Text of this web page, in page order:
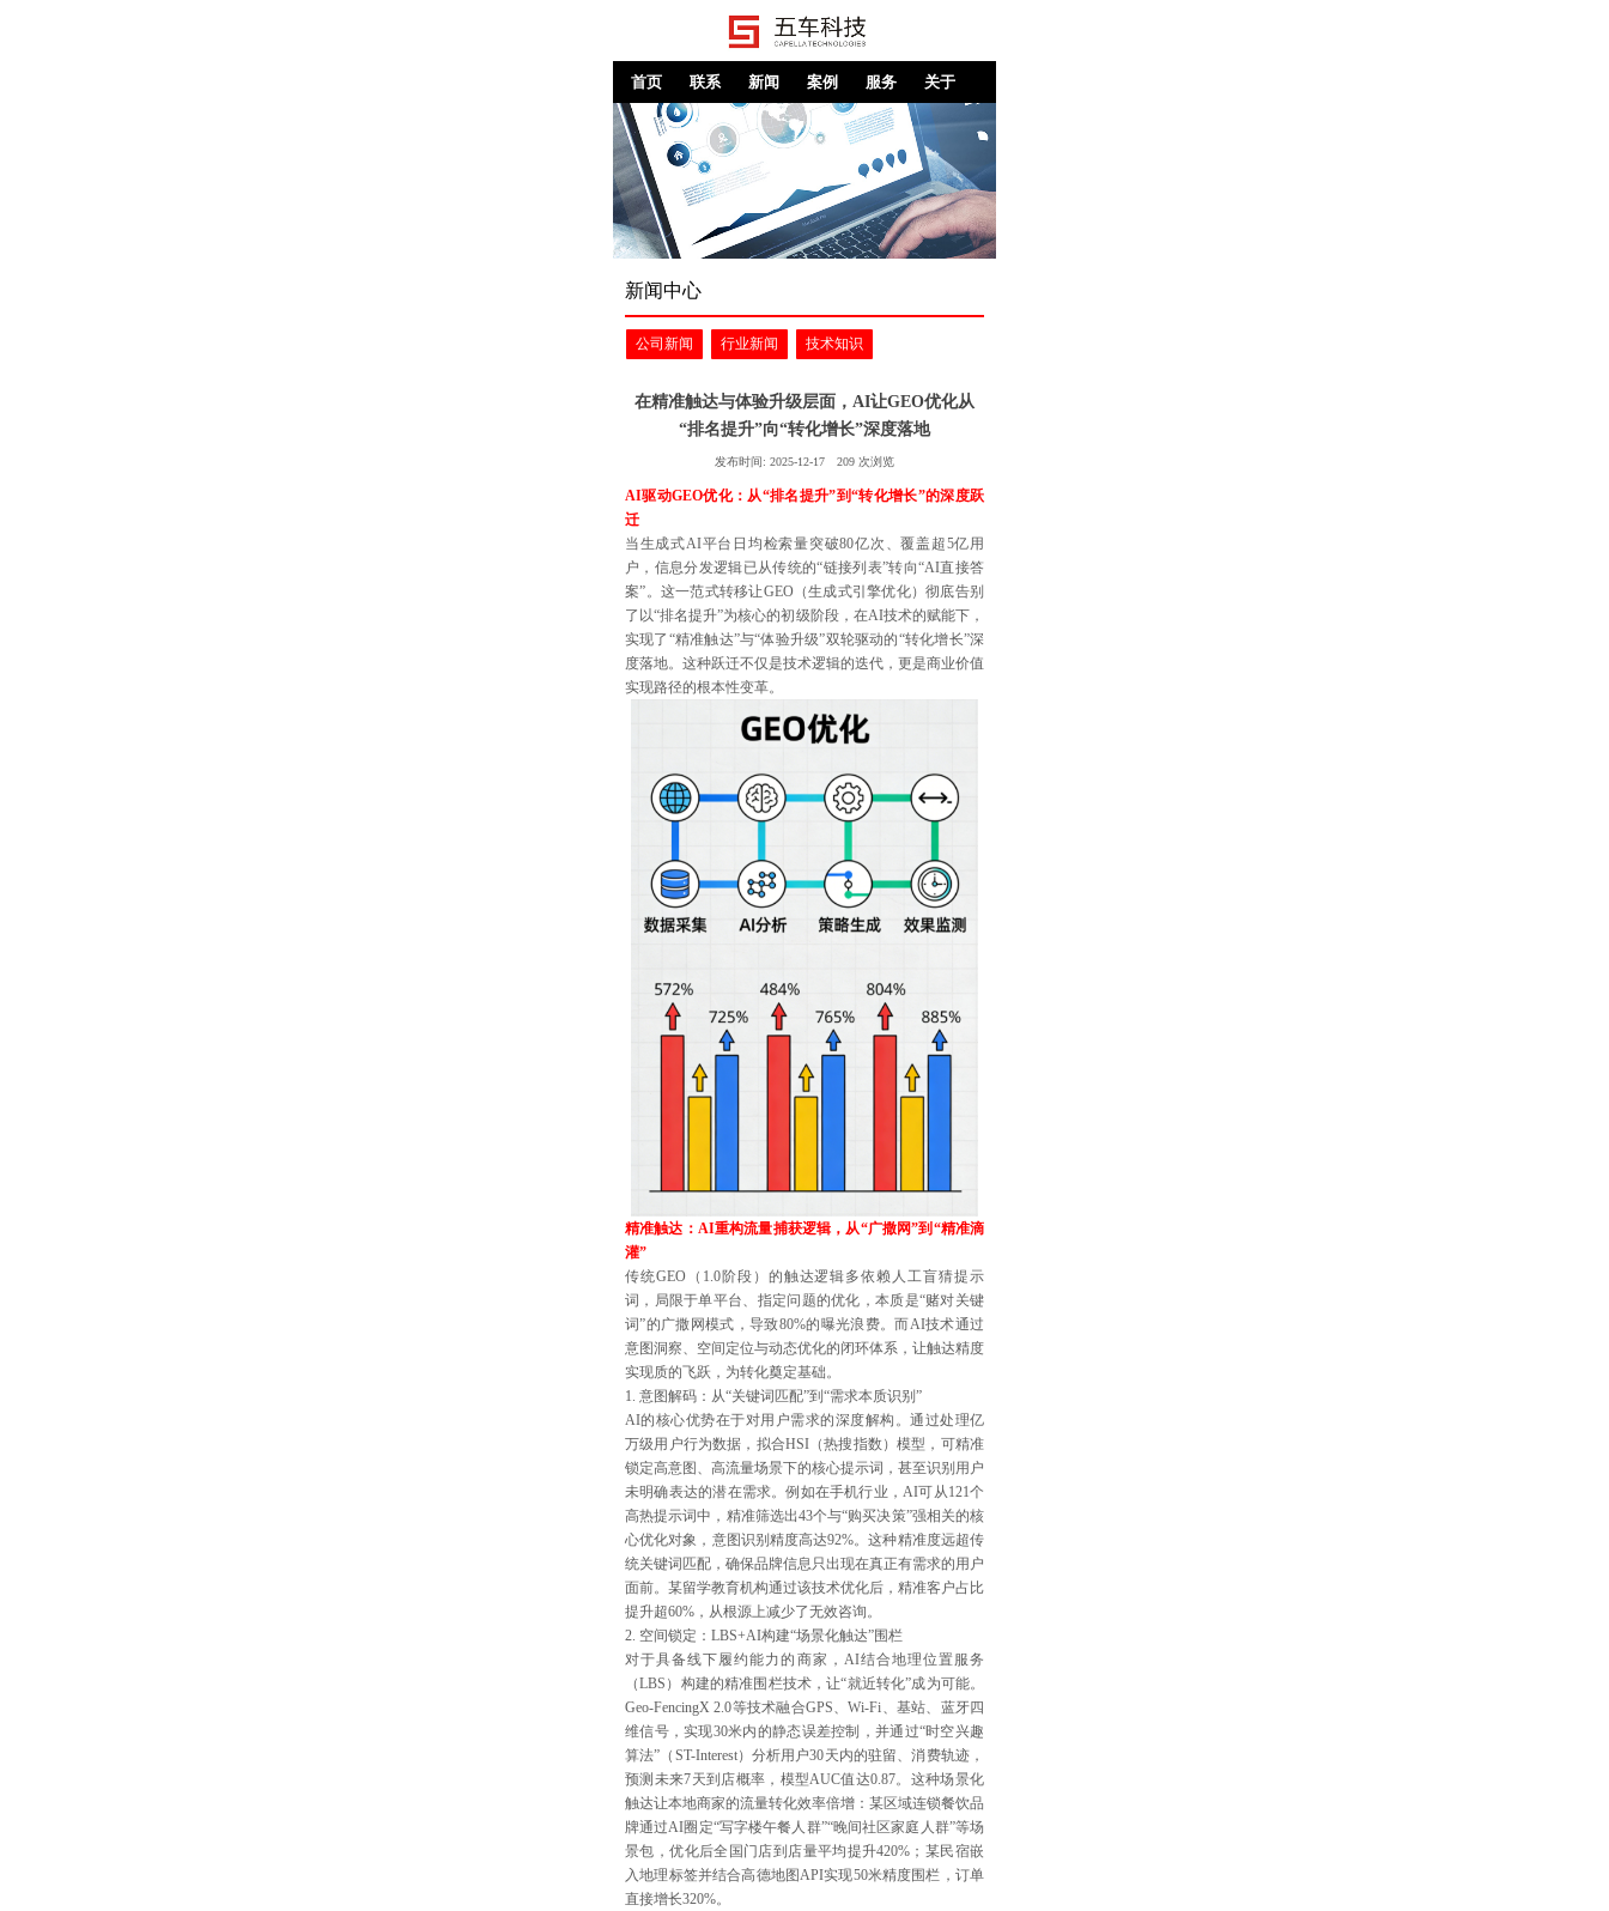
首页 联系 新闻 案例 服务 关于
新闻中心
公司新闻 行业新闻 技术知识
在精准触达与体验升级层面，AI让GEO优化从
“排名提升”向“转化增长”深度落地
发布时间: 2025-12-17 209 次浏览
AI驱动GEO优化：从“排名提升”到“转化增长”的深度跃
迁
当生成式AI平台日均检索量突破80亿次、覆盖超5亿用
户，信息分发逻辑已从传统的“链接列表”转向“AI直接答
案”。这一范式转移让GEO（生成式引擎优化）彻底告别
了以“排名提升”为核心的初级阶段，在AI技术的赋能下，
实现了“精准触达”与“体验升级”双轮驱动的“转化增长”深
度落地。这种跃迁不仅是技术逻辑的迭代，更是商业价值
实现路径的根本性变革。
精准触达：AI重构流量捕获逻辑，从“广撒网”到“精准滴
灌”
传统GEO（1.0阶段）的触达逻辑多依赖人工盲猜提示
词，局限于单平台、指定问题的优化，本质是“赌对关键
词”的广撒网模式，导致80%的曝光浪费。而AI技术通过
意图洞察、空间定位与动态优化的闭环体系，让触达精度
实现质的飞跃，为转化奠定基础。
1. 意图解码：从“关键词匹配”到“需求本质识别”
AI的核心优势在于对用户需求的深度解构。通过处理亿
万级用户行为数据，拟合HSI（热搜指数）模型，可精准
锁定高意图、高流量场景下的核心提示词，甚至识别用户
未明确表达的潜在需求。例如在手机行业，AI可从121个
高热提示词中，精准筛选出43个与“购买决策”强相关的核
心优化对象，意图识别精度高达92%。这种精准度远超传
统关键词匹配，确保品牌信息只出现在真正有需求的用户
面前。某留学教育机构通过该技术优化后，精准客户占比
提升超60%，从根源上减少了无效咨询。
2. 空间锁定：LBS+AI构建“场景化触达”围栏
对于具备线下履约能力的商家，AI结合地理位置服务
（LBS）构建的精准围栏技术，让“就近转化”成为可能。
Geo-FencingX 2.0等技术融合GPS、Wi-Fi、基站、蓝牙四
维信号，实现30米内的静态误差控制，并通过“时空兴趣
算法”（ST-Interest）分析用户30天内的驻留、消费轨迹，
预测未来7天到店概率，模型AUC值达0.87。这种场景化
触达让本地商家的流量转化效率倍增：某区域连锁餐饮品
牌通过AI圈定“写字楼午餐人群”“晚间社区家庭人群”等场
景包，优化后全国门店到店量平均提升420%；某民宿嵌
入地理标签并结合高德地图API实现50米精度围栏，订单
直接增长320%。